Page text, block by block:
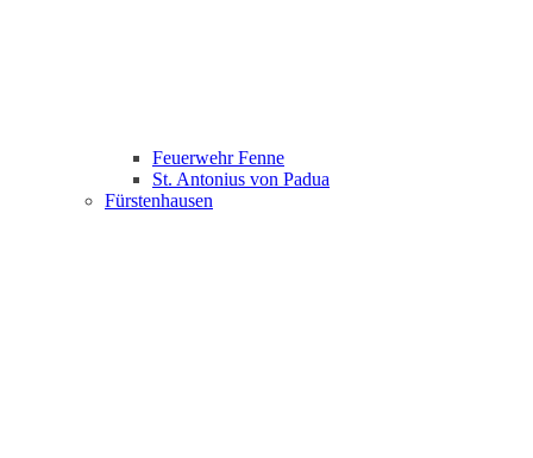
Feuerwehr Fenne
St. Antonius von Padua
Fürstenhausen